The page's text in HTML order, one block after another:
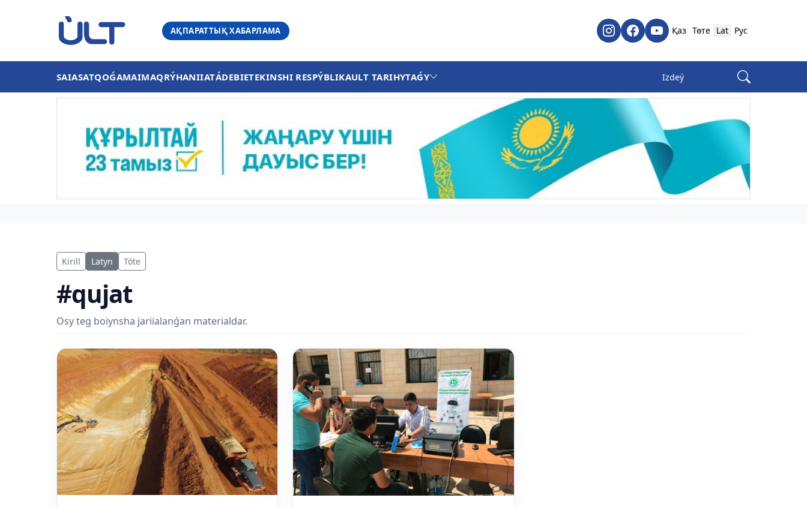
АҚПАРАТТЫҚ ХАБАРЛАМА Қаз Төте Lat Рус
SAIASATQOǴAMAIMAQRÝHANIIATÁDEBIETEKINSHI RESPÝBLIKAULT TARIHYTAǴY
Kirill Latyn Tóte
#qujat
Osy teg boiynsha jariialanǵan materialdar.